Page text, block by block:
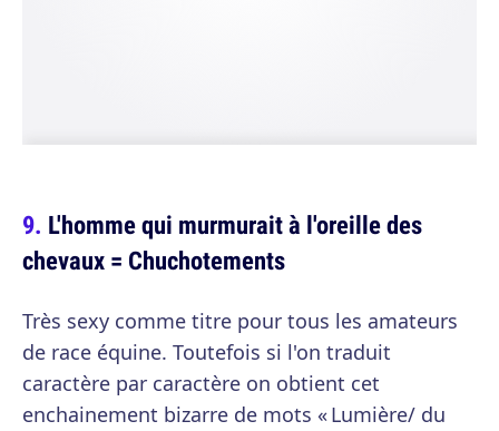
L'homme qui murmurait à l'oreille des
chevaux = Chuchotements
Très sexy comme titre pour tous les amateurs
de race équine. Toutefois si l'on traduit
caractère par caractère on obtient cet
enchainement bizarre de mots « Lumière/ du